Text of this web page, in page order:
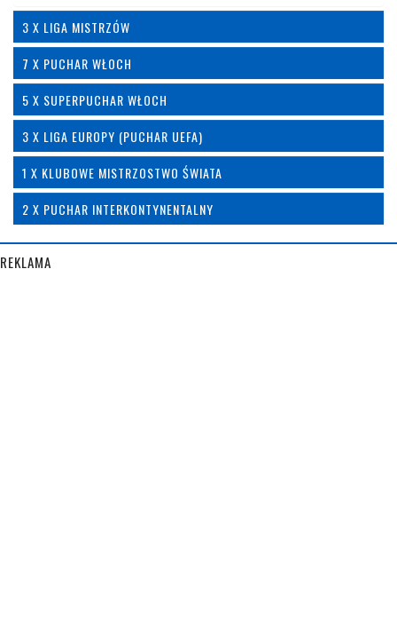
3 X LIGA MISTRZÓW
7 X PUCHAR WŁOCH
5 X SUPERPUCHAR WŁOCH
3 X LIGA EUROPY (PUCHAR UEFA)
1 X KLUBOWE MISTRZOSTWO ŚWIATA
2 X PUCHAR INTERKONTYNENTALNY
REKLAMA